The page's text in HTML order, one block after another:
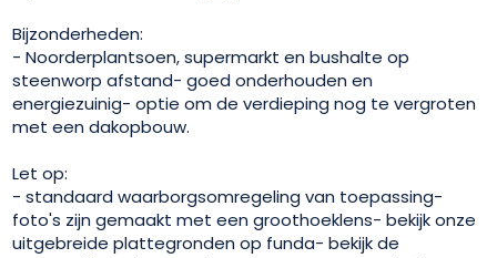
Bijzonderheden:
- Noorderplantsoen, supermarkt en bushalte op
steenworp afstand- goed onderhouden en
energiezuinig- optie om de verdieping nog te vergroten
met een dakopbouw.
Let op:
- standaard waarborgsomregeling van toepassing-
foto's zijn gemaakt met een groothoeklens- bekijk onze
uitgebreide plattegronden op funda- bekijk de